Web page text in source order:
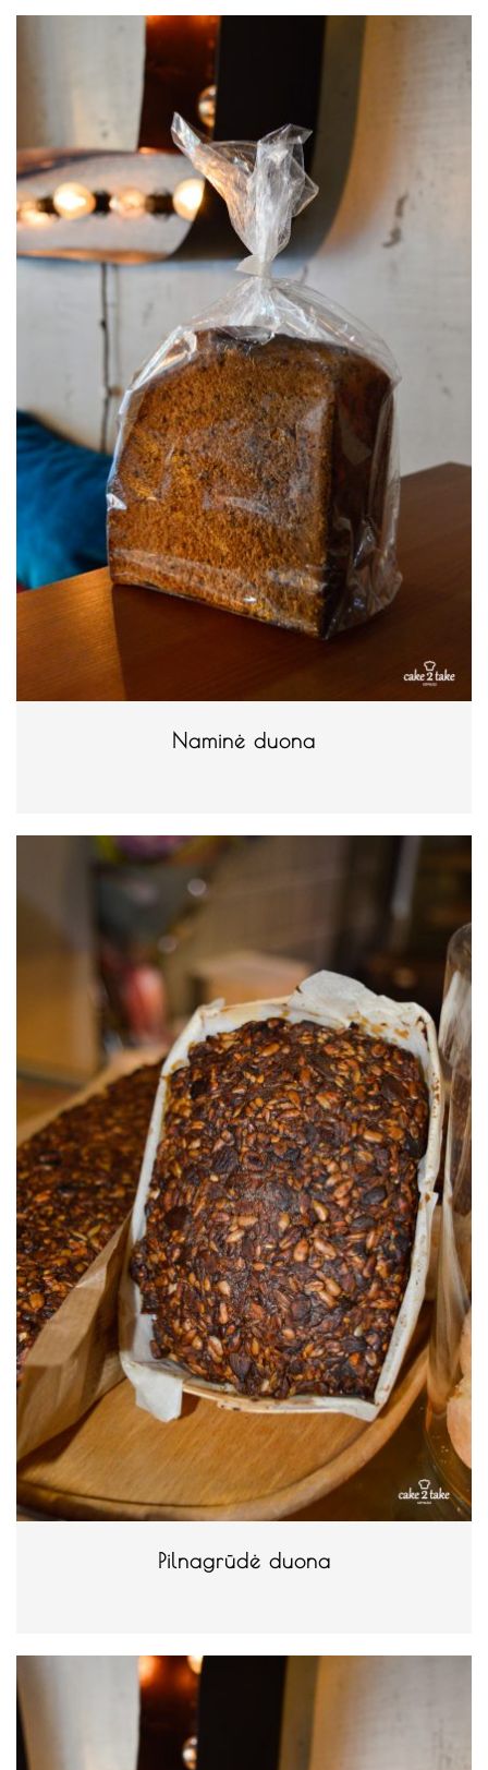
Naminė duona
Pilnagrūdė duona